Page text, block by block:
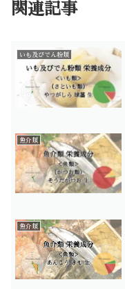
関連記事
いも及びでん粉類
魚介類
魚介類